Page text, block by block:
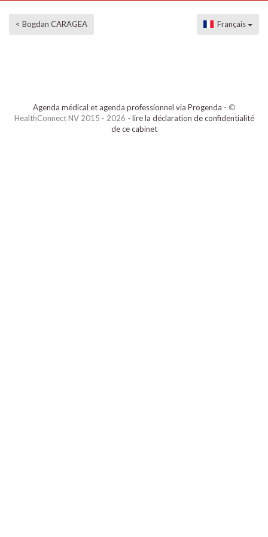
< Bogdan CARAGEA Français
Agenda médical et agenda professionnel via Progenda - ©
HealthConnect NV 2015 - 2026 - lire la déclaration de confidentialité
de ce cabinet